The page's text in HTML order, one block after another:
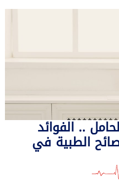
.. الفوائد
الطبية في